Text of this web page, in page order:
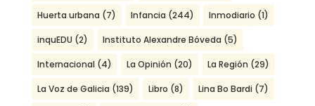
Huerta urbana (7) Infancia (244) Inmodiario (1)
inquEDU (2) Instituto Alexandre Bóveda (5)
Internacional (4) La Opinión (20) La Región (29)
La Voz de Galicia (139) Libro (8) Lina Bo Bardi (7)